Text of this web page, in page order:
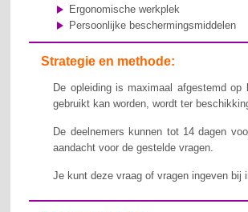
Ergonomische werkplek
Persoonlijke beschermingsmiddelen
Strategie en methode:
De opleiding is maximaal afgestemd op
gebruikt kan worden, wordt ter
De deelnemers kunnen tot 14 dagen
aandacht voor de gestelde vragen.
Je kunt deze vraag of vragen ingeven